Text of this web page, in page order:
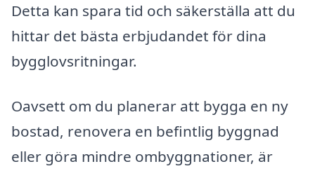
Detta kan spara tid och säkerställa att du
hittar det bästa erbjudandet för dina
bygglovsritningar.
Oavsett om du planerar att bygga en ny
bostad, renovera en befintlig byggnad
eller göra mindre ombyggnationer, är